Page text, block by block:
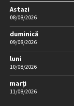
Astazi
08/08/2026
duminică
09/08/2026
luni
10/08/2026
marți
11/08/2026